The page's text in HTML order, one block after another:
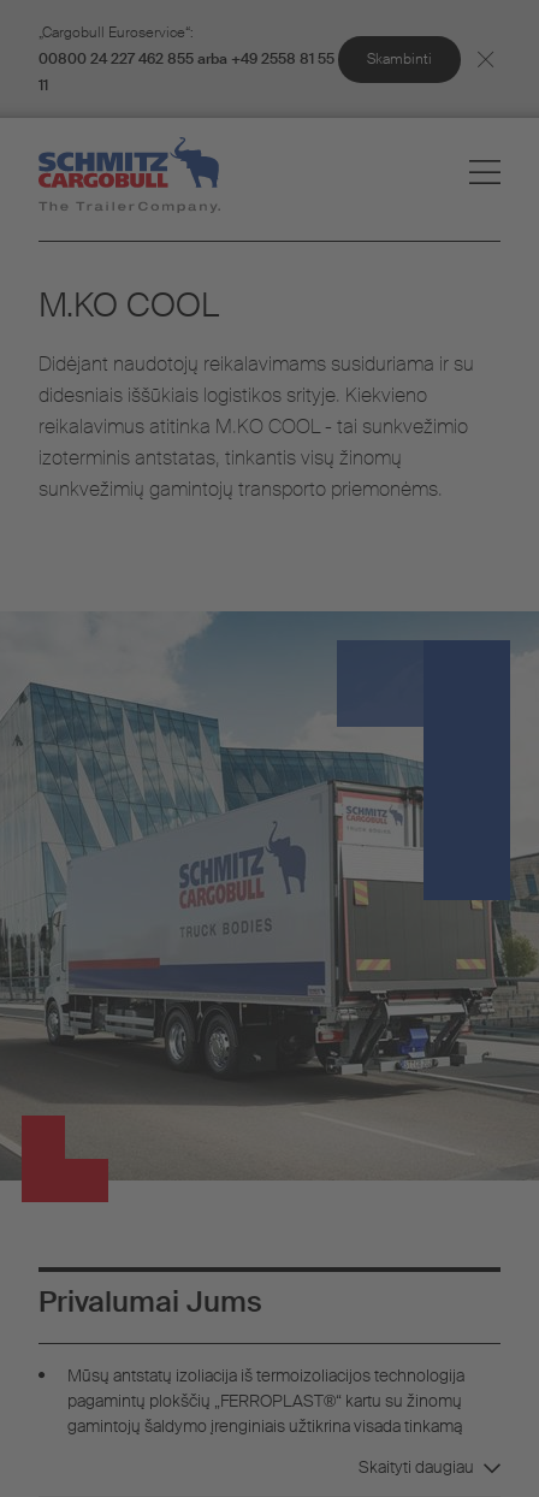
„Cargobull Euroservice“:
00800 24 227 462 855 arba +49 2558 81 55
11
Skambinti
M.KO COOL
Didėjant naudotojų reikalavimams susiduriama ir su
didesniais iššūkiais logistikos srityje. Kiekvieno
reikalavimus atitinka M.KO COOL - tai sunkvežimio
izoterminis antstatas, tinkantis visų žinomų
sunkvežimių gamintojų transporto priemonėms.
Privalumai Jums
Mūsų antstatų izoliacija iš termoizoliacijos technologija
pagamintų plokščių „FERROPLAST®“ kartu su žinomų
gamintojų šaldymo įrenginiais užtikrina visada tinkamą
Skaityti daugiau